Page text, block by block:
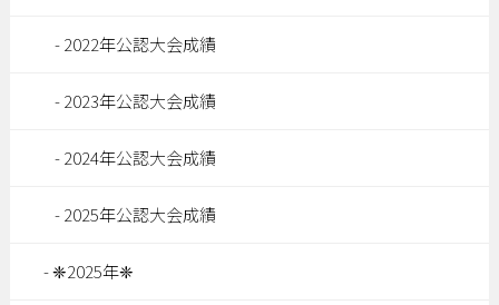
2022年公認大会成績
2023年公認大会成績
2024年公認大会成績
2025年公認大会成績
❈2025年❈